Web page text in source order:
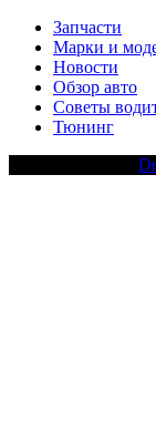
Запчасти
Марки и
Новости
Обзор авто
Советы
Тюнинг